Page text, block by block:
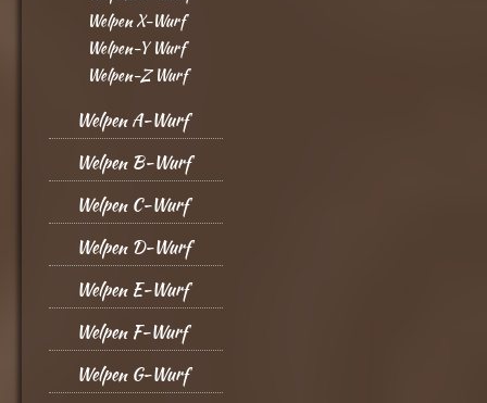
Welpen X-Wurf
Welpen-Y Wurf
Welpen-Z Wurf
Welpen A-Wurf
Welpen B-Wurf
Welpen C-Wurf
Welpen D-Wurf
Welpen E-Wurf
Welpen F-Wurf
Welpen G-Wurf